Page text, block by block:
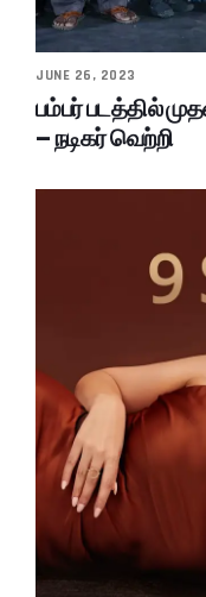
JUNE 26, 2023
பம்பர் படத்தில்
– நடிகர் வெற்றி